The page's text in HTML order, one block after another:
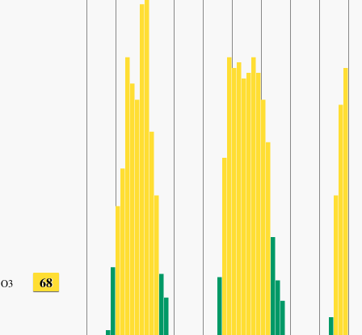
O3 68